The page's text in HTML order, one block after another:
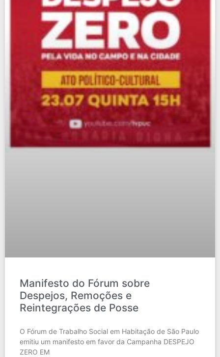
Manifesto do Fórum sobre
Despejos, Remoções e
Reintegrações de Posse
O Fórum de Trabalho Social em Habitação de São Paulo
emitiu um manifesto em favor da Campanha DESPEJO
ZERO EM